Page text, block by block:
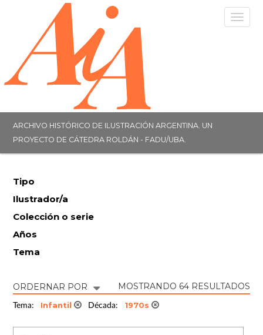
ARCHIVO HISTÓRICO DE ILUSTRACIÓN ARGENTINA. UN
PROYECTO DE CÁTEDRA ROLDÁN - FADU/UBA.
Tipo
Ilustrador/a
Colección o serie
Años
Tema
ORDERNAR POR MOSTRANDO 64 RESULTADOS
Tema: Infantil Década: 1970s